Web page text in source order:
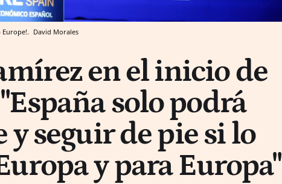
Europe!. David Morales
en el inicio de
solo podrá
y seguir de pie si lo
y para Europa"